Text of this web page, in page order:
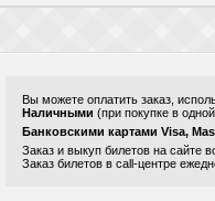
Вы можете оплатить заказ,
Наличными (при покупке в
Банковскими картами Visa,
Заказ и выкуп билетов на сайте
Заказ билетов в call-центре